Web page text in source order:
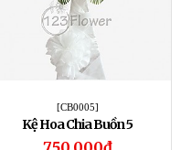
[CB0005]
Kệ Hoa Chia Buồn 5